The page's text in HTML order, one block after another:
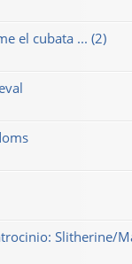
el cubata ... (2)
Slitherine/